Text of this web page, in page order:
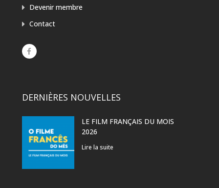
Devenir membre
Contact
DERNIÈRES NOUVELLES
LE FILM FRANÇAIS DU MOIS
2026
Lire la suite